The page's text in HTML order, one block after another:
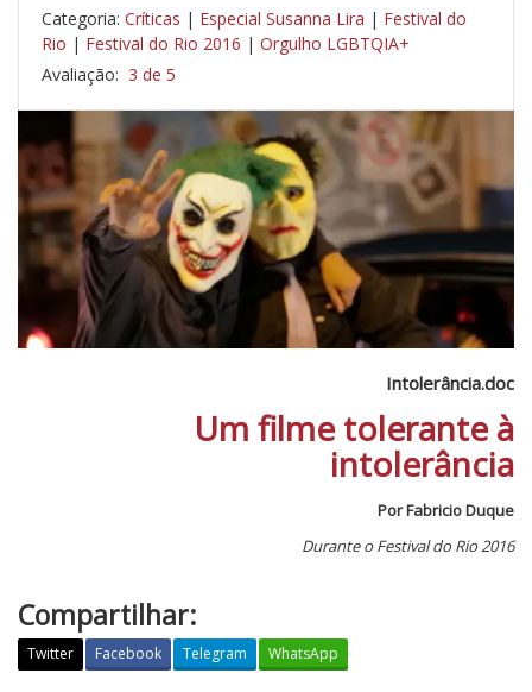
Categoria: Críticas | Especial Susanna Lira | Festival do
Rio | Festival do Rio 2016 | Orgulho LGBTQIA+
Avaliação: 3 de 5
Intolerância.doc
Um filme tolerante à
intolerância
Por Fabricio Duque
Durante o Festival do Rio 2016
Compartilhar:
Twitter Facebook Telegram WhatsApp